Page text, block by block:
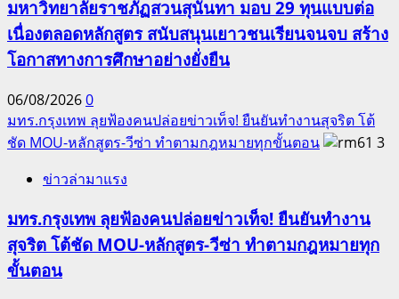
มหาวิทยาลัยราชภัฏสวนสุนันทา มอบ 29 ทุนแบบต่อ
เนื่องตลอดหลักสูตร สนับสนุนเยาวชนเรียนจนจบ สร้าง
โอกาสทางการศึกษาอย่างยั่งยืน
06/08/20260
มทร.กรุงเทพ ลุยฟ้องคนปล่อยข่าวเท็จ! ยืนยันทำงานสุจริต โต้
ชัด MOU-หลักสูตร-วีซ่า ทำตามกฎหมายทุกขั้นตอน
3
ข่าวล่ามาแรง
มทร.กรุงเทพ ลุยฟ้องคนปล่อยข่าวเท็จ! ยืนยันทำงาน
สุจริต โต้ชัด MOU-หลักสูตร-วีซ่า ทำตามกฎหมายทุก
ขั้นตอน